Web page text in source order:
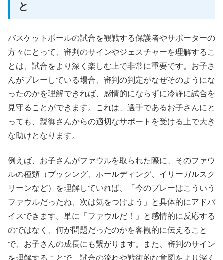
と
バスケットボールの試合を観戦する保護者やサポーターの
方々にとって、審判のサインやジェスチャーを理解するこ
とは、試合をより深く楽しむ上で非常に重要です。お子さ
んがプレーしている場合、審判の判定がなぜそのようにな
ったのかを理解できれば、感情的にならずに冷静に試合を
見守ることができます。これは、選手であるお子さんにと
っても、親御さんからの適切なサポートを受ける上で大き
な助けとなります。
例えば、お子さんがファウルを取られた際に、そのファウ
ルの種類（プッシング、ホールディング、イリーガルスク
リーンなど）を理解していれば、「今のプレーはこういう
ファウルだったね、次は気をつけよう」と具体的にアドバ
イスできます。単に「ファウルだ！」と感情的に反応する
のではなく、何が問題だったのかを客観的に伝えること
で、お子さんの成長にも繋がります。また、審判のサイン
を理解することで、試合の流れや戦術的な意図をより深く